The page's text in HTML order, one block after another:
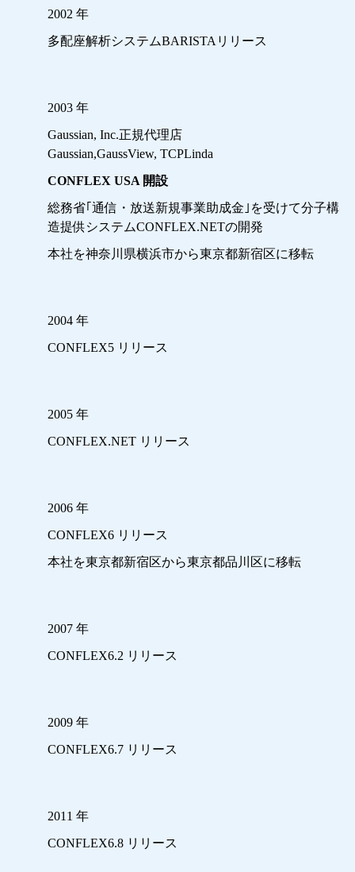
2002 年
多配座解析システムBARISTAリリース
2003 年
Gaussian, Inc.正規代理店
Gaussian,GaussView, TCPLinda
CONFLEX USA 開設
総務省｢通信・放送新規事業助成金｣を受けて分子構
造提供システムCONFLEX.NETの開発
本社を神奈川県横浜市から東京都新宿区に移転
2004 年
CONFLEX5 リリース
2005 年
CONFLEX.NET リリース
2006 年
CONFLEX6 リリース
本社を東京都新宿区から東京都品川区に移転
2007 年
CONFLEX6.2 リリース
2009 年
CONFLEX6.7 リリース
2011 年
CONFLEX6.8 リリース